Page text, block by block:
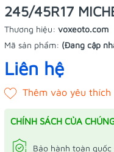
245/45R17
Thương hiệu: voxeoto.com
Mã sản phẩm: (Đang cập
Liên hệ
CHÍNH SÁCH CỦA
Bảo hành toàn